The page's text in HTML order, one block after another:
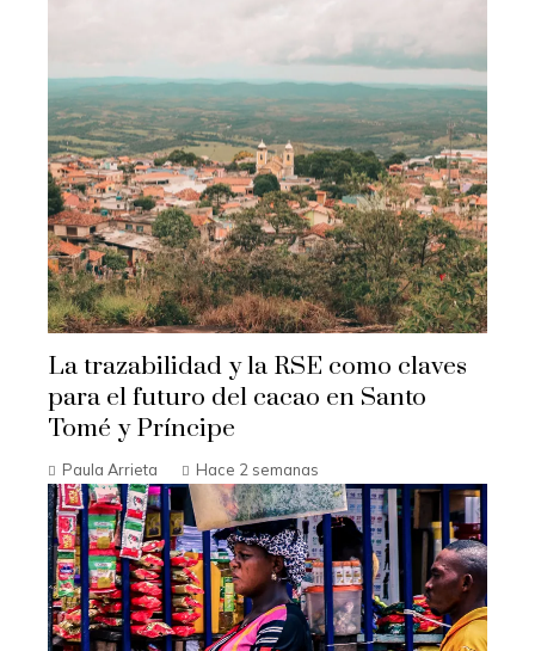
La trazabilidad y la RSE como claves
para el futuro del cacao en Santo
Tomé y Príncipe
Paula Arrieta Hace 2 semanas